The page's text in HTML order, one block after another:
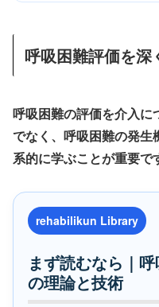
呼吸困難評価を深
呼吸困難の評価を介入に
でなく、呼吸困難の発生
系的に学ぶことが重要で
rehabilikun Library
まず読むなら｜
の理論と技術